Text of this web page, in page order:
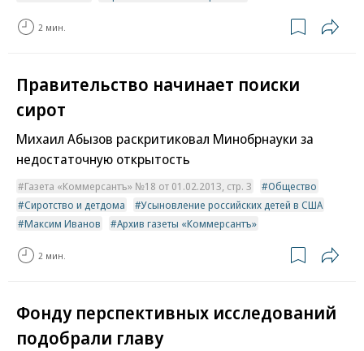
2 мин.
Правительство начинает поиски
сирот
Михаил Абызов раскритиковал Минобрнауки за
недостаточную открытость
Газета «Коммерсантъ» №18 от 01.02.2013, стр. 3
Общество
Сиротство и детдома
Усыновление российских детей в США
Максим Иванов
Архив газеты «Коммерсантъ»
2 мин.
Фонду перспективных исследований
подобрали главу